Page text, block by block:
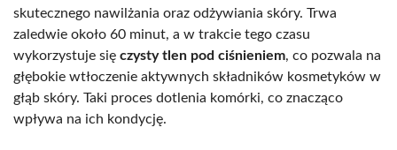
skutecznego nawilżania oraz odżywiania skóry. Trwa
zaledwie około 60 minut, a w trakcie tego czasu
wykorzystuje się czysty tlen pod ciśnieniem, co pozwala na
głębokie wtłoczenie aktywnych składników kosmetyków w
głąb skóry. Taki proces dotlenia komórki, co znacząco
wpływa na ich kondycję.